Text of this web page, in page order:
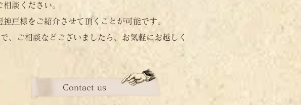
談ください。​
神戸様をご紹介させて頂くことが可能です。
、ご相談などございましたら、お気軽にお越しく
Contact us